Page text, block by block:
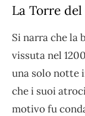
La Torre
Si narra che la
vissuta nel
una solo notte
che i suoi
motivo fu